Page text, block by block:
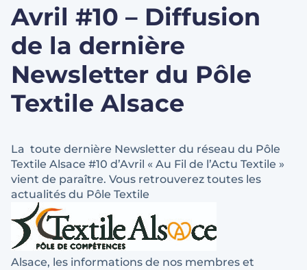
Avril #10 – Diffusion
de la dernière
Newsletter du Pôle
Textile Alsace
La toute dernière Newsletter du réseau du Pôle
Textile Alsace #10 d’Avril « Au Fil de l’Actu Textile »
vient de paraître. Vous retrouverez toutes les
actualités du Pôle Textile
Alsace, les informations de nos membres et